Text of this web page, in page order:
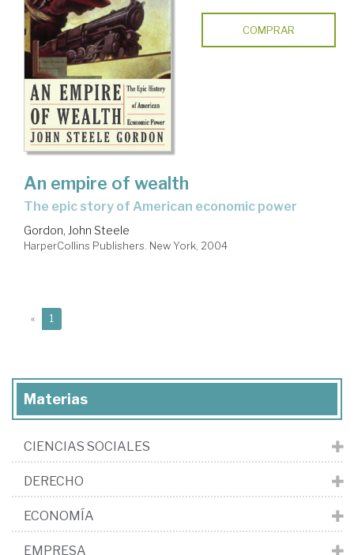
COMPRAR
An empire of wealth
the epic story of American economic power
Gordon, John Steele
HarperCollins Publishers. New York, 2004
« 1
Materias
CIENCIAS SOCIALES
DERECHO
ECONOMÍA
EMPRESA